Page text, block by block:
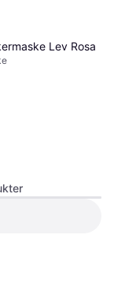
Lev Rosa